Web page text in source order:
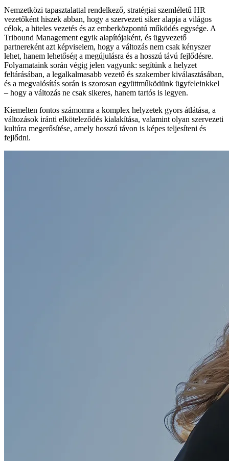
Nemzetközi tapasztalattal rendelkező, stratégiai szemléletű HR
vezetőként hiszek abban, hogy a szervezeti siker alapja a világos
célok, a hiteles vezetés és az emberközpontú működés egysége. A
Tribound Management egyik alapítójaként, és ügyvezető
partnereként azt képviselem, hogy a változás nem csak kényszer
lehet, hanem lehetőség a megújulásra és a hosszú távú fejlődésre.
Folyamataink során végig jelen vagyunk: segítünk a helyzet
feltárásában, a legalkalmasabb vezető és szakember kiválasztásában,
és a megvalósítás során is szorosan együttműködünk ügyfeleinkkel
– hogy a változás ne csak sikeres, hanem tartós is legyen.
Kiemelten fontos számomra a komplex helyzetek gyors átlátása, a
változások iránti elköteleződés kialakítása, valamint olyan szervezeti
kultúra megerősítése, amely hosszú távon is képes teljesíteni és
fejlődni.